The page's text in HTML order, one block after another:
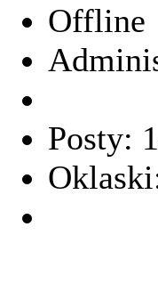
Offline
Posty: